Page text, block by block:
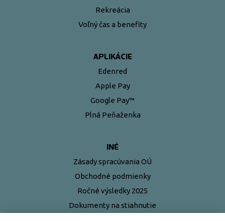
Rekreácia
Voľný čas a benefity
APLIKÁCIE
Edenred
Apple Pay
Google Pay™
Plná Peňaženka
INÉ
Zásady spracúvania OÚ
Obchodné podmienky
Ročné výsledky 2025
Dokumenty na stiahnutie